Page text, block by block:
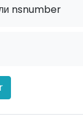
nsnumber